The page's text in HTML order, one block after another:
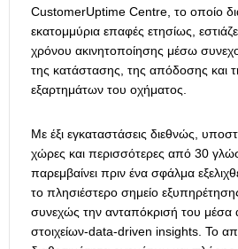
CustomerUptime Centre, το οποίο
εκατομμύρια επαφές ετησίως,
χρόνου ακινητοποίησης μέσω
της κατάστασης, της απόδοσης και
εξαρτημάτων του οχήματος.
Με έξι εγκαταστάσεις διεθνώς,
χώρες και περισσότερες από 30
παρεμβαίνει πριν ένα σφάλμα
το πλησιέστερο σημείο εξυπηρέτησης
συνεχώς την ανταπόκρισή του
στοιχείων-data-driven insights. Το